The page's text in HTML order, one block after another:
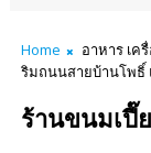
Home อาหาร เค
ริมถนนสายบ้านโพธิ์
ร้านขนมเปี๊